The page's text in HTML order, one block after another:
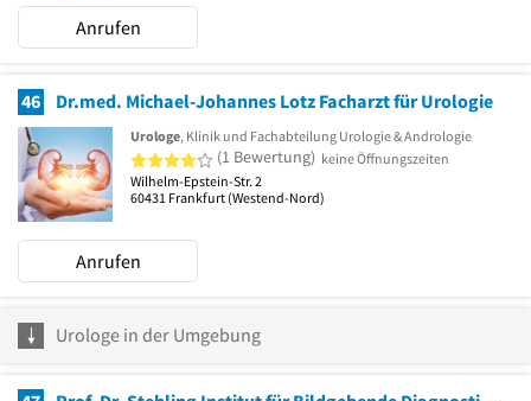
Anrufen
46 Dr.med. Michael-Johannes Lotz Facharzt für Urologie
Urologe, Klinik und Fachabteilung Urologie & Andrologie
4 von 5 Sternen
(1 Bewertung) keine Öffnungszeiten
Wilhelm-Epstein-Str. 2
60431 Frankfurt (Westend-Nord)
Anrufen
Urologe in der Umgebung